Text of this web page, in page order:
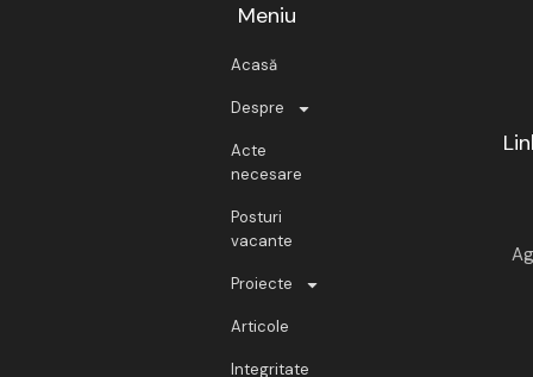
Meniu
Acasă
Despre
Acte
necesare
Posturi
vacante
Proiecte
Articole
Integritate